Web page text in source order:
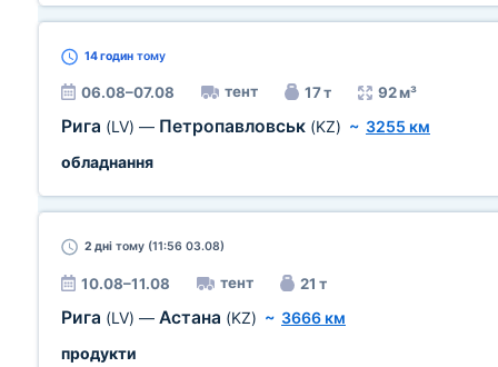
14 годин тому
06.08–07.08 тент 17 т 92 м³
Рига (LV) — Петропавловськ (KZ) ~ 3255 км
обладнання
2 дні тому (11:56 03.08)
10.08–11.08 тент 21 т
Рига (LV) — Астана (KZ) ~ 3666 км
продукти